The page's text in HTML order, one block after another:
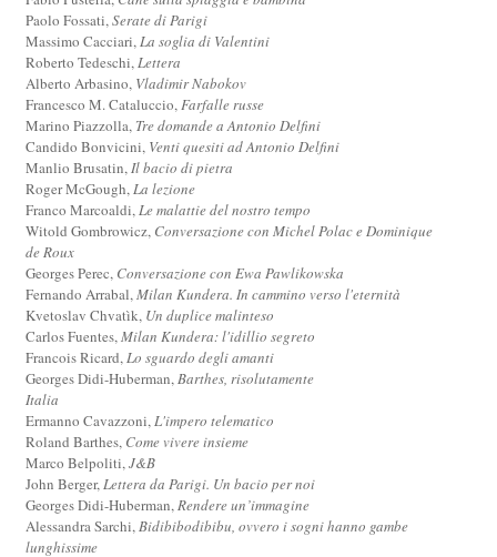
Paolo Fossati,Serate di Parigi
Massimo Cacciari,La soglia di Valentini
Roberto Tedeschi,Lettera
Alberto Arbasino, Vladimir Nabokov
Francesco M. Cataluccio,Farfalle russe
Marino Piazzolla, Tre domande a Antonio Delfini
Candido Bonvicini, Venti quesiti ad Antonio Delfini
Manlio Brusatin,Il bacio di pietra
Roger McGough,La lezione
Franco Marcoaldi,Le malattie del nostro tempo
Witold Gombrowicz, Conversazione con Michel Polac e Dominique
de Roux
Georges Perec, Conversazione con Ewa Pawlikowska
Fernando Arrabal,Milan Kundera. In cammino verso l'eternità
Kvetoslav Chvatìk, Un duplice malinteso
Carlos Fuentes,Milan Kundera: l'idillio segreto
Francois Ricard,Lo sguardo degli amanti
Georges Didi-Huberman,Barthes, risolutamente
Italia
Ermanno Cavazzoni,L'impero telematico
Roland Barthes, Come vivere insieme
Marco Belpoliti,J&B
John Berger,Lettera da Parigi. Un bacio per noi
Georges Didi-Huberman,Rendere un’immagine
Alessandra Sarchi,Bidibibodibibu, ovvero i sogni hanno gambe
lunghissime